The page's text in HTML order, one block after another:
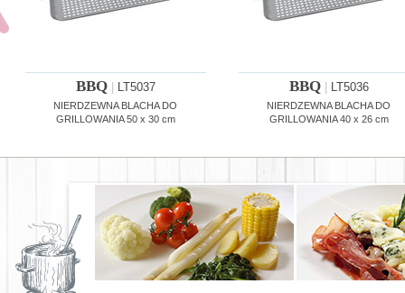
BBQ LT5037
NIERDZEWNA BLACHA DO
GRILLOWANIA 50 x 30 cm
BBQ LT5036
NIERDZEWNA BLACHA DO
GRILLOWANIA 40 x 26 cm